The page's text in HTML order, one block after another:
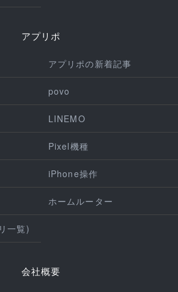
アプリポ
アプリポの新着記事
povo
LINEMO
Pixel機種
iPhone操作
ホームルーター
一覧)
会社概要